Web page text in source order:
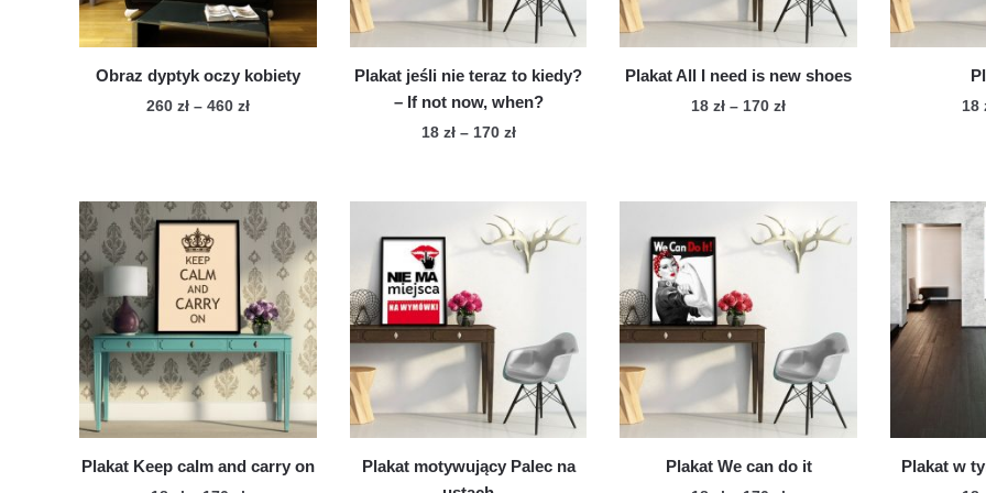
produktu
produktu
stronie
produktu
Obraz dyptyk oczy kobiety
260 zł – 460 złZakres
do
460 zł
ma
wiele
wariantów.
Opcje
można
wybrać
na
stronie
produktu
Plakat jeśli nie teraz to kiedy?
– If not now, when?
18 zł – 170 złZakres
do
170 zł
produkt
ma
wiele
wariantów.
Opcje
można
wybrać
na
stronie
Plakat All I need is new shoes
18zł – 170złZakres
170 zł
ma
wiele
wariantów.
można
wybrać
na
stronie
produktu
18
Plakat Keep calm and carry on
Plakat motywujący Palec na
Plakat We can do it Plakat w